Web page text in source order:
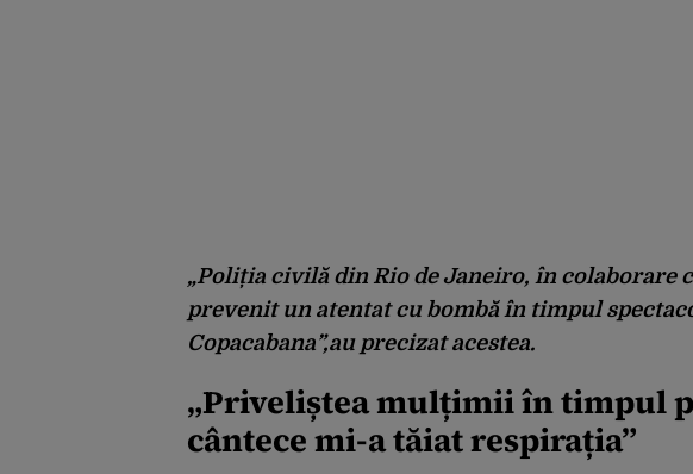
„Poliția civilă din Rio de Janeiro, în
prevenit un atentat cu bombă în timpul
Copacabana”,au precizat acestea.
„Priveliștea mulțimii în timpul
cântece mi-a tăiat respirația”